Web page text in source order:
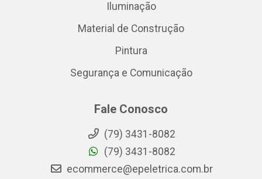
Iluminação
Material de Construção
Pintura
Segurança e Comunicação
Fale Conosco
(79) 3431-8082
(79) 3431-8082
ecommerce@epeletrica.com.br